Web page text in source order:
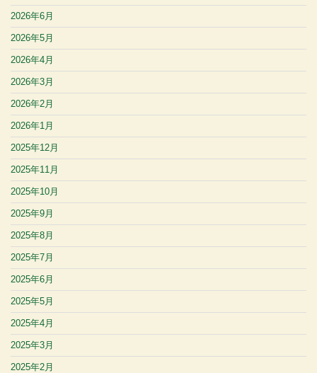
2026年6月
2026年5月
2026年4月
2026年3月
2026年2月
2026年1月
2025年12月
2025年11月
2025年10月
2025年9月
2025年8月
2025年7月
2025年6月
2025年5月
2025年4月
2025年3月
2025年2月